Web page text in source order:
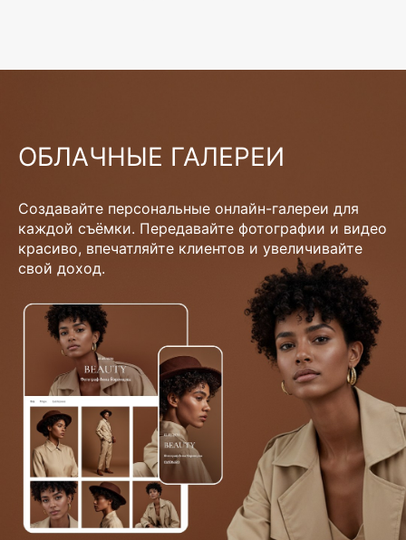
ОБЛАЧНЫЕ ГАЛЕРЕИ
Создавайте персональные онлайн-галереи для
каждой съёмки. Передавайте фотографии и видео
красиво, впечатляйте клиентов и увеличивайте
свой доход.